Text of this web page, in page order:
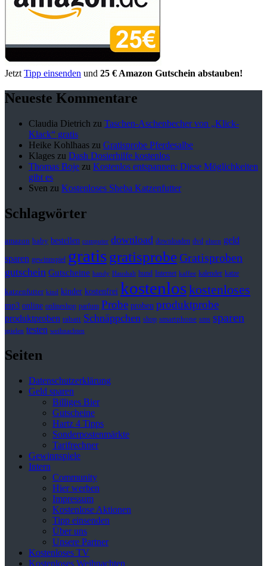
Jetzt Tipp einsenden und 25 € Amazon Gutschein abstauben!
Neueste Kommentare
Claudia Dietrich zu Taschen-Aschenbecher von „Klick-
Klack“ gratis
Heike Kohlhaas zu Gratisprobe Pferdesalbe
Klages zu Dash Dosierhilfe kostenlos
Thomas Boje zu Kostenlos entspannen: Diese Möglichkeiten
gibt es
Sven zu Kostenloses Sheba Katzenfutter
Schlagwörter
amazon baby bestellen computer download downloaden dvd eltern geld
sparen gewinnspiel gratisgratisprobeGratisproben
gutschein Gutscheine handy Haushalt hund Internet kaffee kalender katze
katzenfutter kind kinder kostenfrei kostenloskostenloses
mp3 online onlineshop parfum Probe proben produktprobe
produktproben rabatt Schnäppchen shop smartphone sms sparen
spielen testen weihnachten
Seiten
Datenschutzerklärung
Geld sparen
Billiges Bier
Gutscheine
Hartz 4 Tipps
Sonderpostenmärkte
Tarifrechner
Gewinnspiele
Intern
Community
Hier werben
Impressum
Kostenlose Aktionen
Tipp einsenden
Über uns
Unsere Partner
Kostenloses TV
Kostenloses Weihnachten